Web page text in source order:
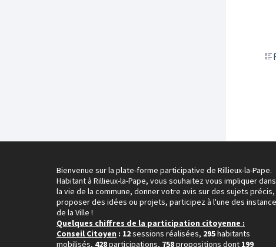
Bienvenue sur la plate-forme participative de Rillieux-la-Pape.
Habitant à Rillieux-la-Pape, vous souhaitez vous impliquer dans
la vie de la commune, donner votre avis sur des sujets précis,
proposer des idées ou projets, participez à l'une des
de la Ville !
Quelques chiffres de la participation citoyenne :
Conseil Citoyen : 12sessions réalisées, 295habitants
mobilisés, 428participations, 758propositions dont 199